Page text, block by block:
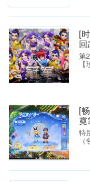
[
回
第
术
用
对
的
[
霓
特
侠